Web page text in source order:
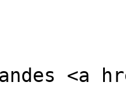
<a